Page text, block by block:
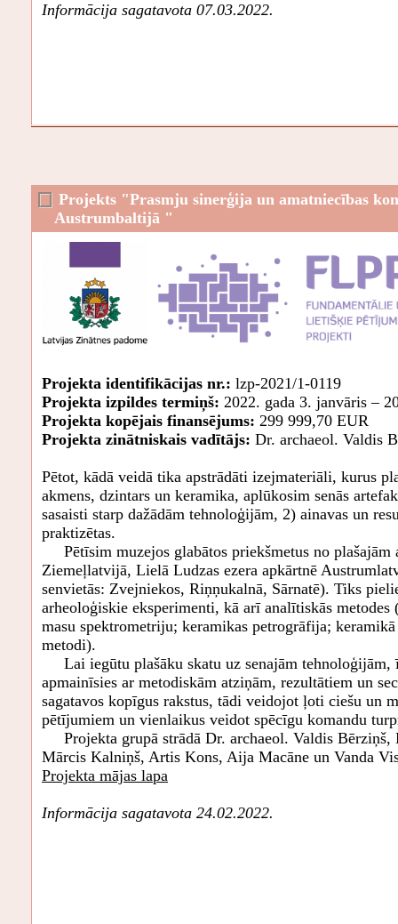
Informācija sagatavota 07.03.2022.
Projekts "Prasmju sinerģija un amatniecības
Austrumbaltijā "
Projekta identifikācijas nr.: lzp-2021/1-0119
Projekta izpildes termiņš: 2022. gada 3. janvāris –
Projekta kopējais finansējums: 299 999,70 EUR
Projekta zinātniskais vadītājs: Dr. archaeol. Valdis
Pētot, kādā veidā tika apstrādāti izejmateriāli, kurus
akmens, dzintars un keramika, aplūkosim senās
sasaisti starp dažādām tehnoloģijām, 2) ainavas un
praktizētas.
Pētīsim muzejos glabātos priekšmetus no plašajām
Ziemeļlatvijā, Lielā Ludzas ezera apkārtnē
senvietās: Zvejniekos, Riņņukalnā, Sārnatē). Tiks
arheoloģiskie eksperimenti, kā arī analītiskās
masu spektrometriju; keramikas petrogrāfija;
metodi).
Lai iegūtu plašāku skatu uz senajām tehnoloģijām,
apmainīsies ar metodiskām atziņām, rezultātiem un
sagatavos kopīgus rakstus, tādi veidojot ļoti ciešu un
pētījumiem un vienlaikus veidot spēcīgu komandu
Projekta grupā strādā Dr. archaeol. Valdis
Mārcis Kalniņš, Artis Kons, Aija Macāne un Vanda
Projekta mājas lapa
Informācija sagatavota 24.02.2022.